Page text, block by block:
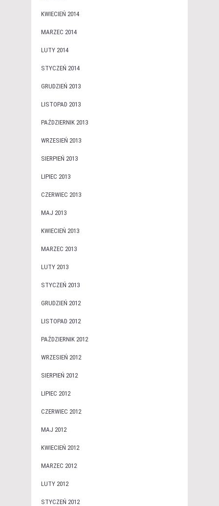
KWIECIEŃ 2014
MARZEC 2014
LUTY 2014
STYCZEŃ 2014
GRUDZIEŃ 2013
LISTOPAD 2013
PAŹDZIERNIK 2013
WRZESIEŃ 2013
SIERPIEŃ 2013
LIPIEC 2013
CZERWIEC 2013
MAJ 2013
KWIECIEŃ 2013
MARZEC 2013
LUTY 2013
STYCZEŃ 2013
GRUDZIEŃ 2012
LISTOPAD 2012
PAŹDZIERNIK 2012
WRZESIEŃ 2012
SIERPIEŃ 2012
LIPIEC 2012
CZERWIEC 2012
MAJ 2012
KWIECIEŃ 2012
MARZEC 2012
LUTY 2012
STYCZEŃ 2012